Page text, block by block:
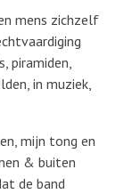
mens zichzelf
piramiden,
in muziek,
mijn tong en
& buiten
de band